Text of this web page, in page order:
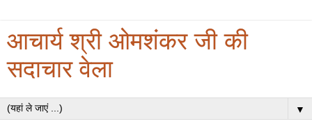
आचार्य श्री ओमशंकर जी की
सदाचार वेला
▼